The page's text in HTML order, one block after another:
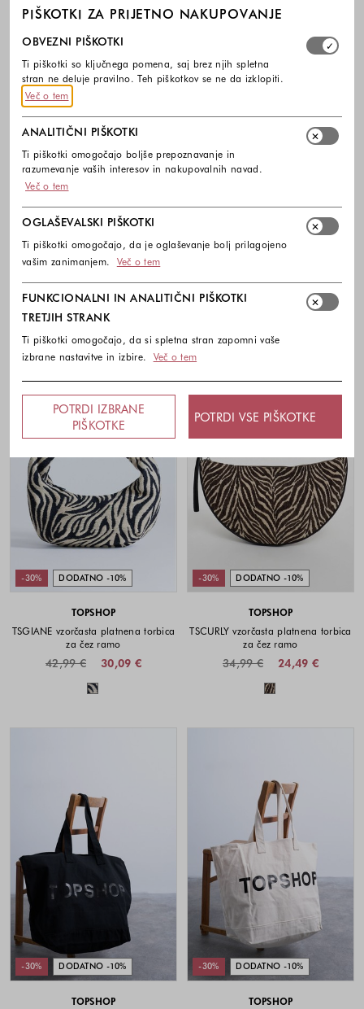
DODATNO -10%
-30%
TOPSHOP
TSGEORGE pisemska torbica
26,59 €
37,99 €
Barve na voljo
TSSIMONE torbica iz kovinsko
Barve na voljo
DODATNO -10%
-30%
TOPSHOP
TSGIANE vzorčasta platnena torbica
za čez ramo
30,09 €
42,99 €
Barve na voljo
DODATNO -10%
-30%
TOPSHOP
TSCURLY vzorčasta platnena torbica
za čez ramo
24,49 €
34,99 €
Barve na voljo
DODATNO -10%
-30%
TOPSHOP
DODATNO -10%
-30%
TOPSHOP
PIŠKOTKI ZA PRIJETNO NAKUPOVANJE
Izberite, katere skupine piškotkov dovolite. Obvezni
OBVEZNI PIŠKOTKI
Ti piškotki so ključnega pomena, saj brez njih spletna
stran ne deluje pravilno. Teh piškotkov se ne da izklopiti.
Več o tem
ANALITIČNI PIŠKOTKI
Ti piškotki omogočajo boljše prepoznavanje in
razumevanje vaših interesov in nakupovalnih navad.
Več o tem
OGLAŠEVALSKI PIŠKOTKI
Ti piškotki omogočajo, da je oglaševanje bolj prilagojeno
vašim zanimanjem.
Več o tem
FUNKCIONALNI IN ANALITIČNI PIŠKOTKI
TRETJIH STRANK
Ti piškotki omogočajo, da si spletna stran zapomni vaše
izbrane nastavitve in izbire.
Več o tem
POTRDI IZBRANE
PIŠKOTKE
POTRDI VSE PIŠKOTKE